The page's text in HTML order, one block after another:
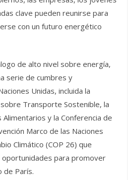
clave pueden reunirse para
con un futuro energético
de alto nivel sobre energía,
serie de cumbres y
Unidas, incluida la
Transporte Sostenible, la
y la Conferencia de
Marco de las Naciones
Climático (COP 26) que
para promover
de París.